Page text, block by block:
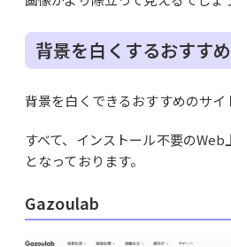
背景を白くするおすす
背景を白くできるおすすめのサイ
すべて、インストール不要の
となっております。
Gazoulab